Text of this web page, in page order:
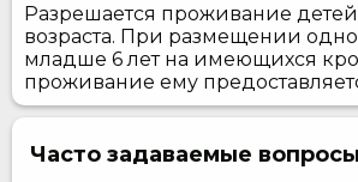
Разрешается проживание
возраста. При размещении
младше 6 лет на имеющихся
проживание ему
Часто задаваемые вопросы